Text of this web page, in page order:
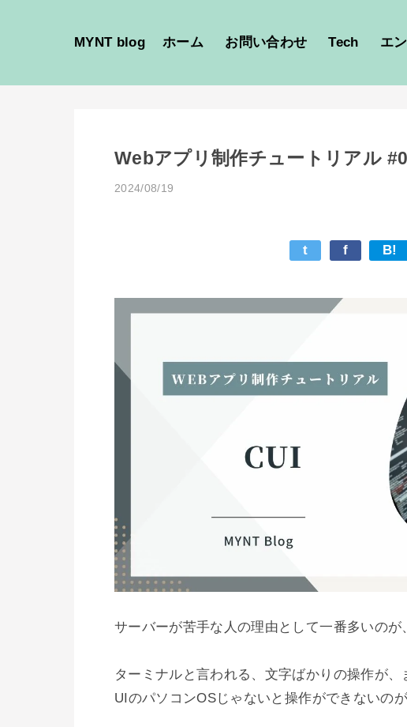
MYNT blog ホーム お問い合わせ Tech エ
Webアプリ制作チュートリアル
2024/08/19
t f B!
サーバーが苦手な人の理由として一番多いのが
ターミナルと言われる、文字ばかりの操作が
UIのパソコンOSじゃないと操作ができないのが